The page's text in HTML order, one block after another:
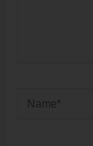
Name*